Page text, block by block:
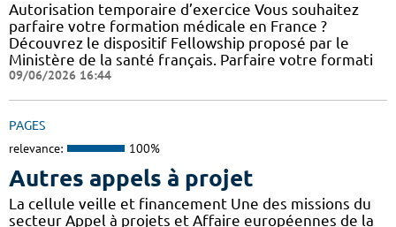
Autorisation temporaire d’exercice Vous souhaitez
parfaire votre formation médicale en France ?
Découvrez le dispositif Fellowship proposé par le
Ministère de la santé français. Parfaire votre formati
09/06/2026 16:44
PAGES
relevance: 100%
Autres appels à projet
La cellule veille et financement Une des missions du
secteur Appel à projets et Affaire européennes de la